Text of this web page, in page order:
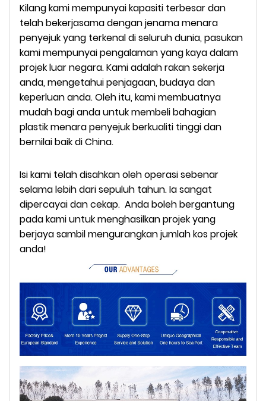
Kilang kami mempunyai kapasiti terbesar dan
telah bekerjasama dengan jenama menara
penyejuk yang terkenal di seluruh dunia, pasukan
kami mempunyai pengalaman yang kaya dalam
projek luar negara. Kami adalah rakan sekerja
anda, mengetahui penjagaan, budaya dan
keperluan anda. Oleh itu, kami membuatnya
mudah bagi anda untuk membeli bahagian
plastik menara penyejuk berkualiti tinggi dan
bernilai baik di China.
Isi kami telah disahkan oleh operasi sebenar
selama lebih dari sepuluh tahun. Ia sangat
dipercayai dan cekap. Andaboleh bergantung
pada kami untuk menghasilkan projek yang
berjaya sambil mengurangkan jumlah kos projek
anda!